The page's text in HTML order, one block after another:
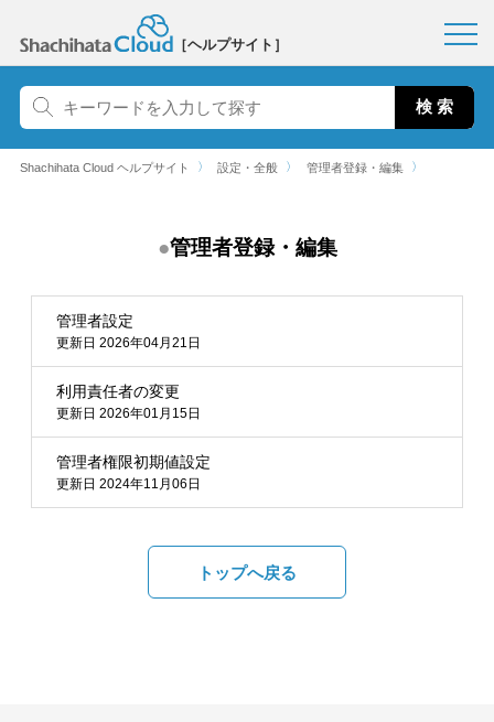
［ヘルプサイト］
Shachihata Cloud ヘルプサイト 〉 設定・全般 〉 管理者登録・編集 〉
管理者登録・編集
管理者設定
更新日 2026年04月21日
利用責任者の変更
更新日 2026年01月15日
管理者権限初期値設定
更新日 2024年11月06日
トップへ戻る